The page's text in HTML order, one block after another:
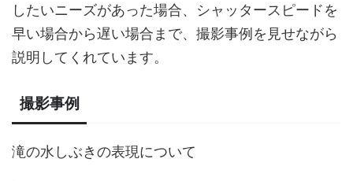
したいニーズがあった場合、シャッタースピードを
早い場合から遅い場合まで、撮影事例を見せながら
説明してくれています。
撮影事例
滝の水しぶきの表現について